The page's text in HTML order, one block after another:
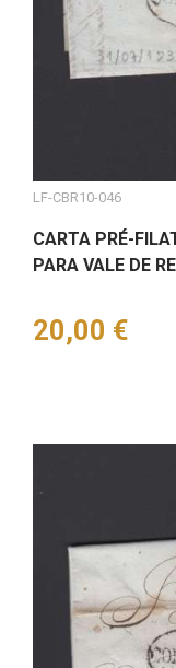
LF-CBR10-046
CARTA PRÉ-
PARA VALE DE
Preço
20,00 €